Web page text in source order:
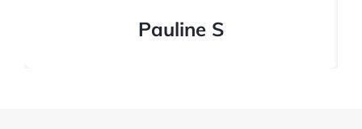
Pauline S